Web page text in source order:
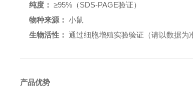
纯度： ≥95%（SDS-PAGE验证）
物种来源： 小鼠
生物活性： 通过细胞增殖实验验证（请以数据为
产品优势